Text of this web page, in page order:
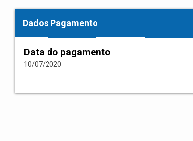
Dados Pagamento
Data do pagamento
10/07/2020